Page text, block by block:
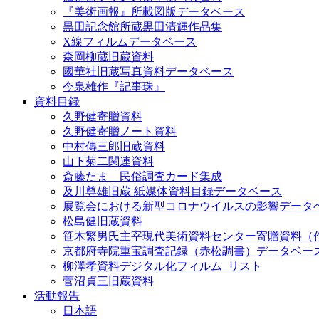
『美術画報』所載図版データベース
黒田記念館所蔵黒田清輝作品集
X線フィルムデータベース
森岡柳蔵旧蔵資料
國華社旧蔵写真資料データベース
今泉雄作『記事珠』
資料目録
久野健寄贈資料
久野健寄贈ノート資料
中村傳三郎旧蔵資料
山下菊二関連資料
斎藤たま 民俗調査カード集成
及川尊雄旧蔵 紙媒体資料目録データベース
展覧会における新型コロナウイルスの影響データ
松島健旧蔵資料
笹木繁男氏主宰現代美術資料センター寄贈資料（
京都府寺院重宝調査記録（赤松調書）データベー
柳澤孝資料デジタル化フィルム_リスト
菅沼貞三旧蔵資料
活動報告
日本語